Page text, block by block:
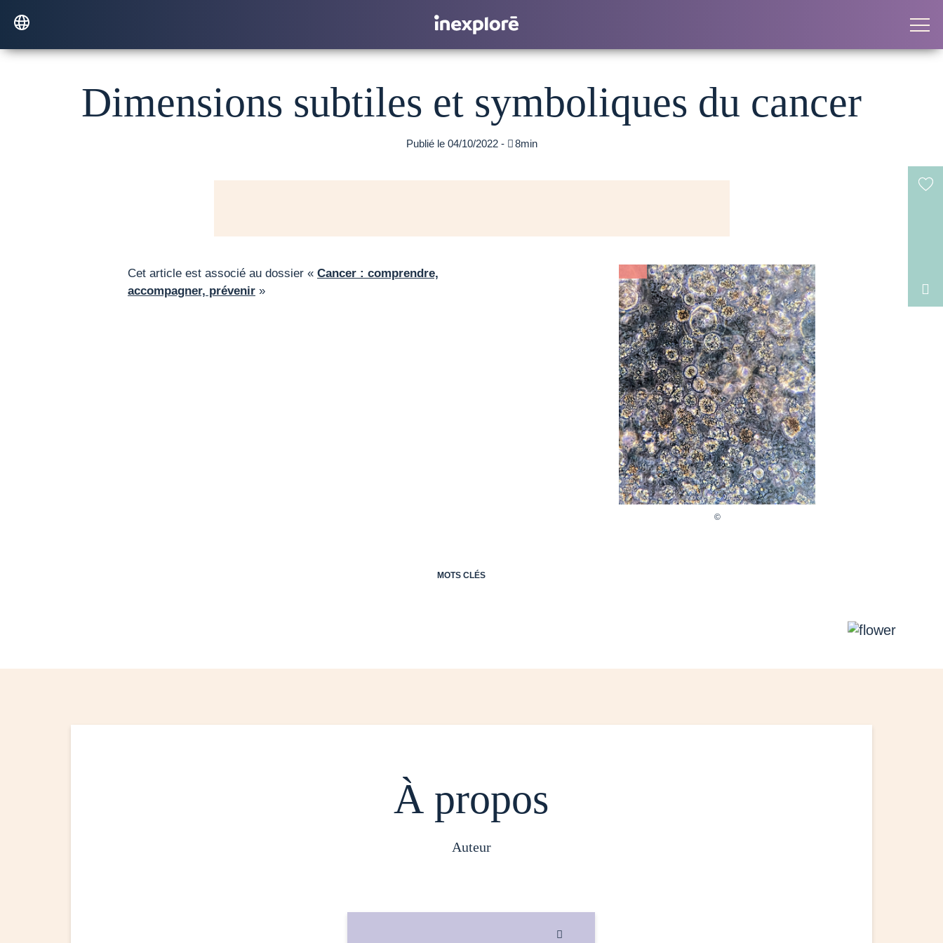
Dimensions subtiles et symboliques du cancer
Publié le 04/10/2022 - 8min

Cet article est associé au dossier « Cancer : comprendre,
accompagner, prévenir »
MOTS CLÉS
À propos
auteur
